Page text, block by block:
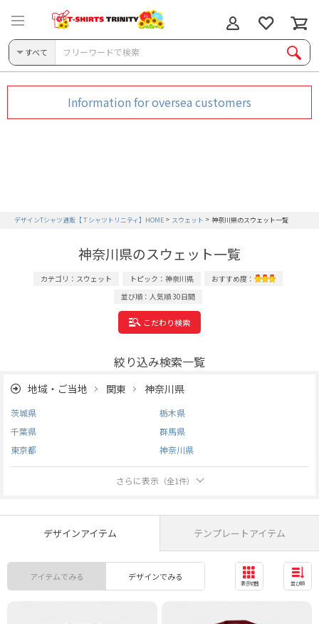
Information for oversea customers
すべて
デザインTシャツ通販【Ｔシャツトリニティ】HOME スウェット 神奈川県のスウェット一覧
神奈川県のスウェット一覧
カテゴリ：スウェット トピック：神奈川県
おすすめ度：
並び順：人気順 30日間
こだわり検索
絞り込み検索一覧
地域・ご当地 関東 神奈川県
茨城県
栃木県
千葉県
群馬県
東京都
神奈川県
さらに表示 （全1件）
デザインアイテム テンプレートアイテム
アイテムでみる デザインでみる
表示切替 並び順